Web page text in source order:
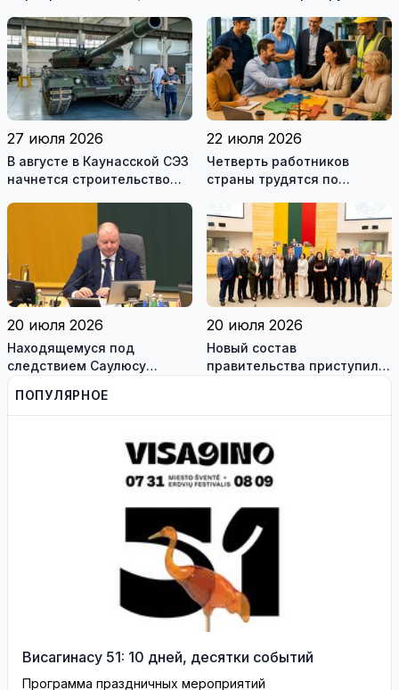
27 июля 2026
В августе в Каунасской СЭЗ
начнется строительство
22 июля 2026
Четверть работников
страны трудятся по
это выгодно и
сотрудникам, и
работодателям
20 июля 2026
Находящемуся под
следствием Саулюсу
Сквернялису временно
разрешили выехать за
границу
20 июля 2026
Новый состав
правительства приступил к
ПОПУЛЯРНОЕ
Висагинасу 51: 10 дней, десятки событий
Программа праздничных мероприятий